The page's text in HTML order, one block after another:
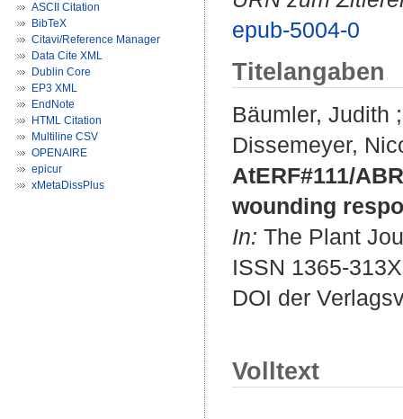
ASCII Citation
BibTeX
Citavi/Reference Manager
Data Cite XML
Dublin Core
EP3 XML
EndNote
HTML Citation
Multiline CSV
OPENAIRE
epicur
xMetaDissPlus
epub-5004-0
Titelangaben
Bäumler, Judith
Dissemeyer,
AtERF#111/
wounding
In: The Plant
ISSN 1365-313X
DOI der
Volltext